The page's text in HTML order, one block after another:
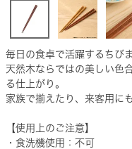
毎日の食卓で活躍するちび
天然木ならではの美しい色
る仕上がり。
家族で揃えたり、来客用に
【使用上のご注意】
・食洗機使用：不可